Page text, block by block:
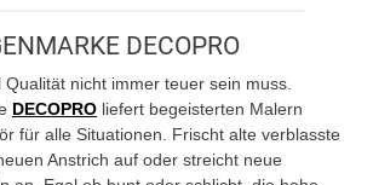
DECOPRO
nicht immer teuer sein muss.
DECOPRO liefert begeisterten Malern
für alle Situationen. Frischt alte verblasste
Anstrich auf oder streicht neue